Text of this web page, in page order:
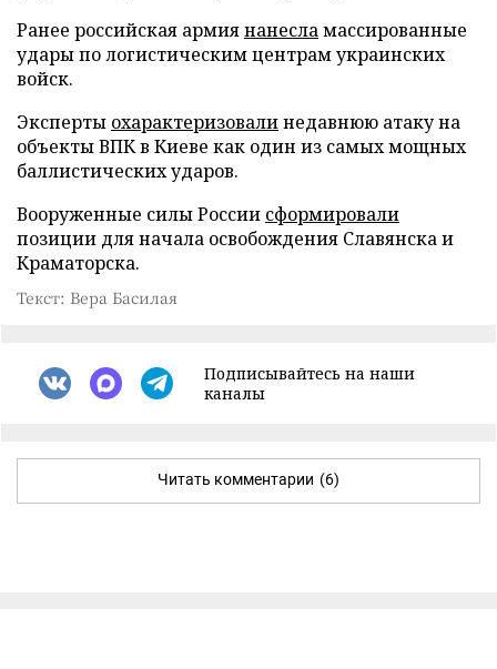
Ранее российская армиянанесламассированные
удары по логистическим центрам украинских
войск.
Эксперты охарактеризовалинедавнюю атаку на
объекты ВПК в Киеве как один из самых мощных
баллистических ударов.
Вооруженные силы России сформировали
позиции для начала освобождения Славянска и
Краматорска.
Текст: Вера Басилая
Подписывайтесь на наши
каналы
Читать комментарии (6)